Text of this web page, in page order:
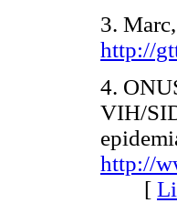
3.
http://
4.
VIH/
http://
[